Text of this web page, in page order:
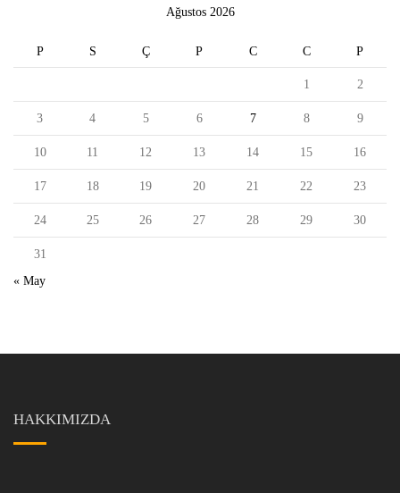
Ağustos 2026
P S Ç P C C P
1 2
3 4 5 6 7 8 9
10 11 12 13 14 15 16
17 18 19 20 21 22 23
24 25 26 27 28 29 30
31
« May
HAKKIMIZDA